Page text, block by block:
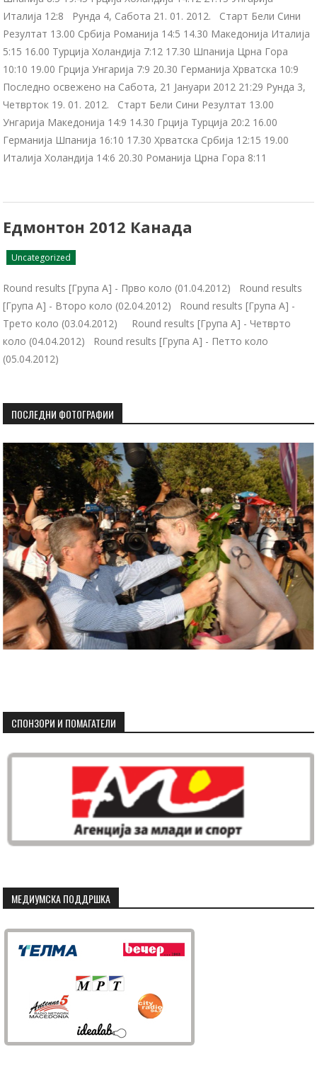
Италија 12:8 Рунда 4, Сабота 21. 01. 2012. Старт Бели Сини
Резултат 13.00 Србија Романија 14:5 14.30 Македонија Италија
5:15 16.00 Турција Холандија 7:12 17.30 Шпанија Црна Гора
10:10 19.00 Грција Унгарија 7:9 20.30 Германија Хрватска 10:9
Последно освежено на Сабота, 21 Јануари 2012 21:29 Рунда 3,
Четврток 19. 01. 2012. Старт Бели Сини Резултат 13.00
Унгарија Македонија 14:9 14.30 Грција Турција 20:2 16.00
Германија Шпанија 16:10 17.30 Хрватска Србија 12:15 19.00
Италија Холандија 14:6 20.30 Романија Црна Гора 8:11
Едмонтон 2012 Канада
Uncategorized
Round results [Група А] - Прво коло (01.04.2012) Round results
[Група А] - Второ коло (02.04.2012) Round results [Група А] -
Трето коло (03.04.2012) Round results [Група А] - Четврто
коло (04.04.2012) Round results [Група А] - Петто коло
(05.04.2012)
ПОСЛЕДНИ ФОТОГРАФИИ
СПОНЗОРИ И ПОМАГАТЕЛИ
МЕДИУМСКА ПОДДРШКА